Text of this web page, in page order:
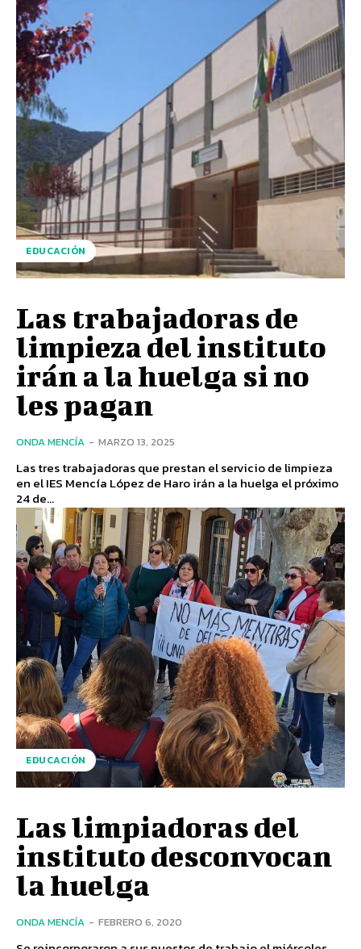
EDUCACIÓN
Las trabajadoras de
limpieza del instituto
irán a la huelga si no
les pagan
ONDA MENCÍA - MARZO 13, 2025
Las tres trabajadoras que prestan el servicio de limpieza
en el IES Mencía López de Haro irán a la huelga el próximo
24 de...
EDUCACIÓN
Las limpiadoras del
instituto desconvocan
la huelga
ONDA MENCÍA - FEBRERO 6, 2020